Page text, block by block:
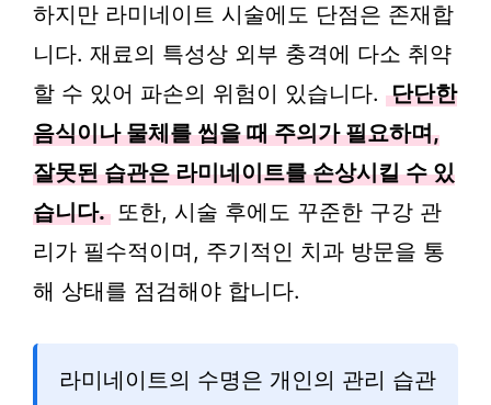
하지만 라미네이트 시술에도 단점은 존재합
니다. 재료의 특성상 외부 충격에 다소 취약
할 수 있어 파손의 위험이 있습니다. 단단한
음식이나 물체를 씹을 때 주의가 필요하며,
잘못된 습관은 라미네이트를 손상시킬 수 있
습니다. 또한, 시술 후에도 꾸준한 구강 관
리가 필수적이며, 주기적인 치과 방문을 통
해 상태를 점검해야 합니다.
라미네이트의 수명은 개인의 관리 습관